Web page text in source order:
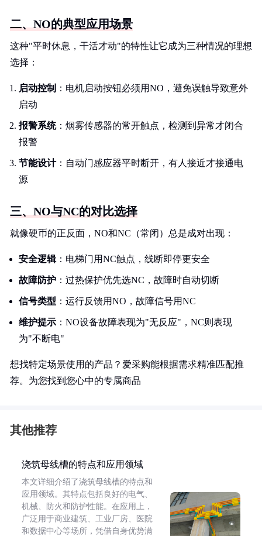
二、NO的典型应用场景
这种"平时休息，干活才动"的特性让它成为三种情况的理想
选择：
启动控制 ：电机启动按钮必须用NO，避免误触导致意外
启动
报警系统：烟雾传感器的常开触点，检测到异常才闭合
报警
节能设计：自动门感应器平时断开，有人接近才接通电
源
三、NO与NC的对比选择
就像硬币的正反面，NO和NC（常闭）总是成对出现：
安全逻辑：电梯门用NC触点，线断即停更安全
故障防护 ：过热保护优先选NC，故障时自动切断
信号类型 ：运行反馈用NO，故障信号用NC
维护提示 ：NO设备故障表现为"无反应"，NC则表现
为"不断电"
想找特定场景使用的产品？爱采购能根据需求精准匹配推
荐。为您找到您心中的专属商品
其他推荐
浇筑母线槽的特点和应用领域
本文详细介绍了浇筑母线槽的特点和
应用领域。其特点包括良好的电气、
机械、防火和防护性能。在应用上，
广泛用于商业建筑、工业厂房、医院
和数据中心等场所，凭借自身优势满